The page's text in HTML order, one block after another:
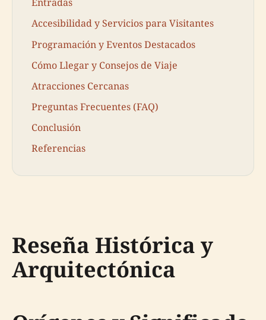
Accesibilidad y Servicios para Visitantes
Programación y Eventos Destacados
Cómo Llegar y Consejos de Viaje
Atracciones Cercanas
Preguntas Frecuentes (FAQ)
Conclusión
Referencias
Reseña Histórica y
Arquitectónica